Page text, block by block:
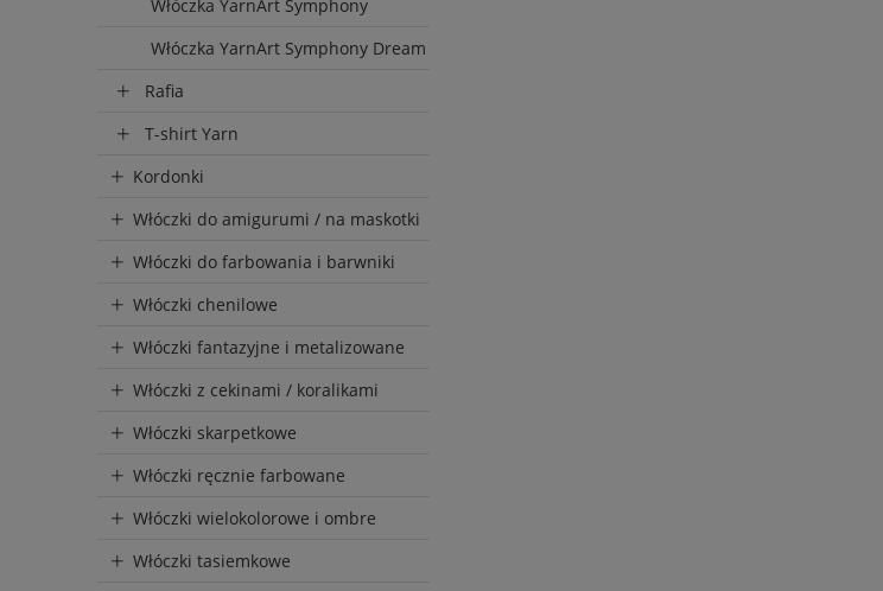
Włóczka YarnArt Symphony
Włóczka YarnArt Symphony Dream
Rafia
T-shirt Yarn
Kordonki
Włóczki do amigurumi / na maskotki
Włóczki do farbowania i barwniki
Włóczki chenilowe
Włóczki fantazyjne i metalizowane
Włóczki z cekinami / koralikami
Włóczki skarpetkowe
Włóczki ręcznie farbowane
Włóczki wielokolorowe i ombre
Włóczki tasiemkowe